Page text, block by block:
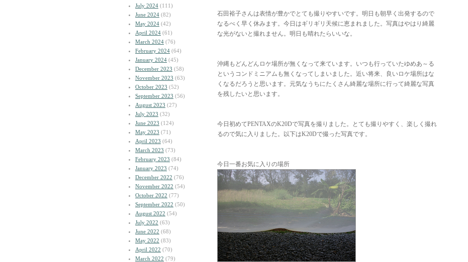
July 2024 (111)
June 2024 (82)
May 2024 (42)
April 2024 (61)
March 2024 (76)
February 2024 (64)
January 2024 (45)
December 2023 (58)
November 2023 (63)
October 2023 (52)
September 2023 (56)
August 2023 (27)
July 2023 (32)
June 2023 (124)
May 2023 (71)
April 2023 (64)
March 2023 (73)
February 2023 (84)
January 2023 (74)
December 2022 (76)
November 2022 (54)
October 2022 (77)
September 2022 (50)
August 2022 (54)
July 2022 (63)
June 2022 (68)
May 2022 (83)
April 2022 (70)
March 2022 (79)
石田裕子さんは表情が豊かでとても撮りやすいです。明日も朝早く出発するので
なるべく早く休みます。今日はギリギリ天候に恵まれました。写真はやはり綺麗
な光がないと撮れません。明日も晴れたらいいな。
沖縄もどんどんロケ場所が無くなって来ています。いつも行っていたゆめあ～る
というコンドミニアムも無くなってしまいました。近い将来、良いロケ場所はな
くなるだろうと思います。元気なうちにたくさん綺麗な場所に行って綺麗な写真
を残したいと思います。
今日初めてPENTAXのK20Dで写真を撮りました。とても撮りやすく、楽しく撮れ
るので気に入りました。以下はK20Dで撮った写真です。
今日一番お気に入りの場所